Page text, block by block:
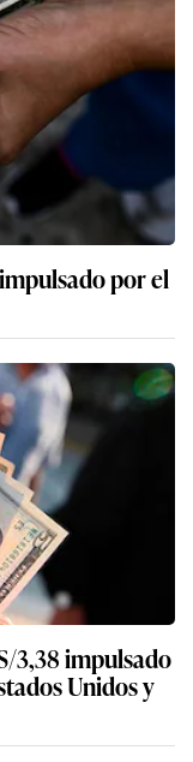
por el
3,38 impulsado
Unidos y